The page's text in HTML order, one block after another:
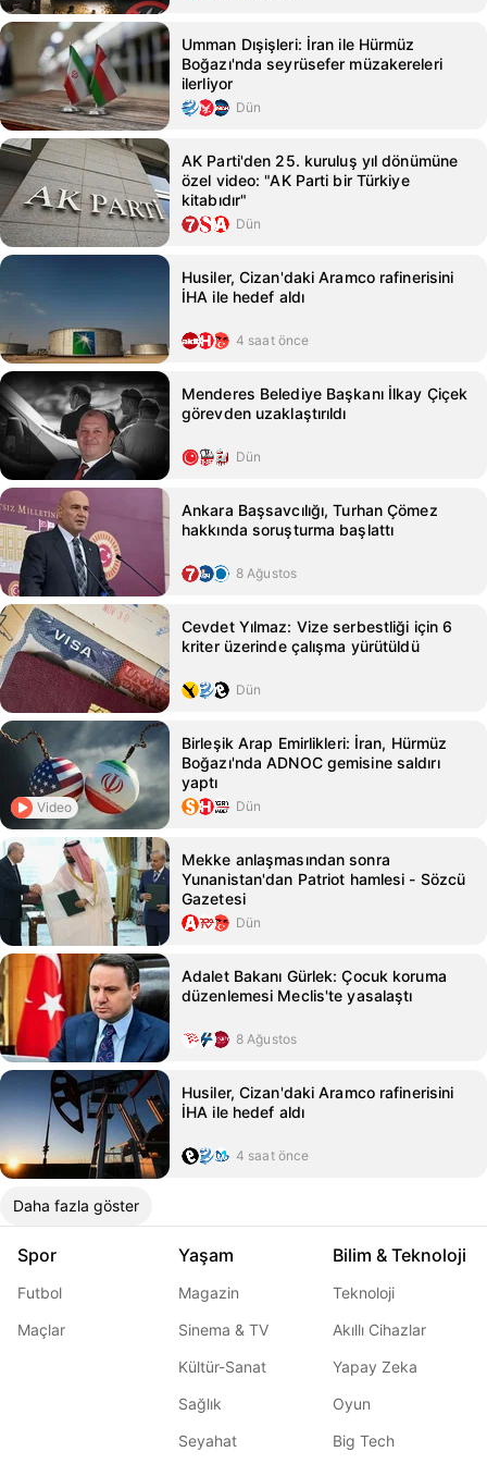
Umman Dışişleri: İran ile Hürmüz
Boğazı'nda seyrüsefer müzakereleri
ilerliyor
Dün
AK Parti'den 25. kuruluş yıl dönümüne
özel video: "AK Parti bir Türkiye
kitabıdır"
Dün
Husiler, Cizan'daki Aramco rafinerisini
İHA ile hedef aldı
4 saat önce
Menderes Belediye Başkanı İlkay Çiçek
görevden uzaklaştırıldı
Dün
Ankara Başsavcılığı, Turhan Çömez
hakkında soruşturma başlattı
8 Ağustos
Cevdet Yılmaz: Vize serbestliği için 6
kriter üzerinde çalışma yürütüldü
Dün
Video
Birleşik Arap Emirlikleri: İran, Hürmüz
Boğazı'nda ADNOC gemisine saldırı
yaptı
Dün
Mekke anlaşmasından sonra
Yunanistan'dan Patriot hamlesi - Sözcü
Gazetesi
Dün
Adalet Bakanı Gürlek: Çocuk koruma
düzenlemesi Meclis'te yasalaştı
8 Ağustos
Husiler, Cizan'daki Aramco rafinerisini
İHA ile hedef aldı
4 saat önce
Daha fazla göster
Spor
Futbol
Maçlar
Yaşam
Magazin
Sinema & TV
Kültür-Sanat
Sağlık
Seyahat
Bilim & Teknoloji
Teknoloji
Akıllı Cihazlar
Yapay Zeka
Oyun
Big Tech